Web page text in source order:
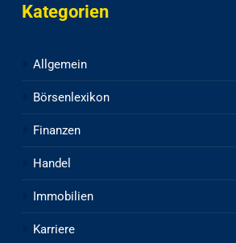
Kategorien
Allgemein
Börsenlexikon
Finanzen
Handel
Immobilien
Karriere